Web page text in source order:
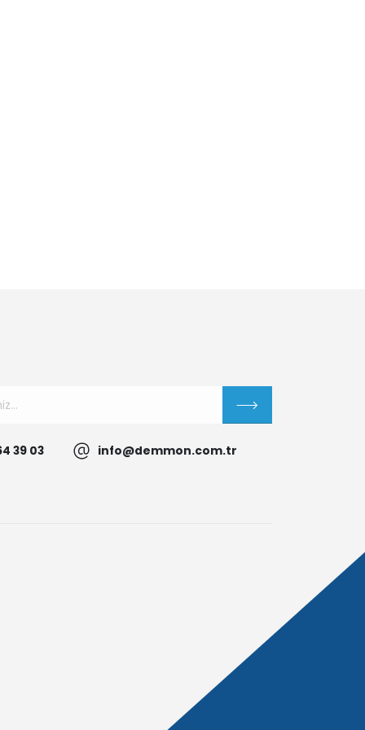
39 03 info@demmon.com.tr